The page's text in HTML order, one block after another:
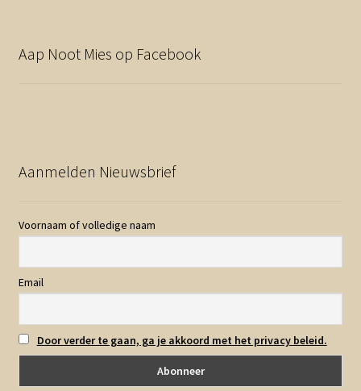
Aap Noot Mies op Facebook
Aanmelden Nieuwsbrief
Voornaam of volledige naam
Email
Door verder te gaan, ga je akkoord met het privacy beleid.